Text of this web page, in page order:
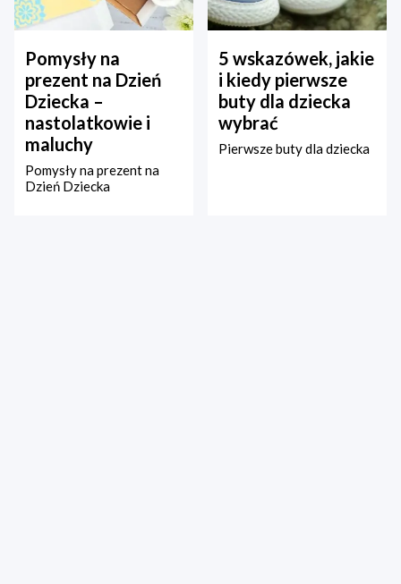
Pomysły na
prezent na Dzień
Dziecka –
nastolatkowie i
maluchy
Pomysły na prezent na
Dzień Dziecka
5 wskazówek, jakie
i kiedy pierwsze
buty dla dziecka
wybrać
Pierwsze buty dla dziecka